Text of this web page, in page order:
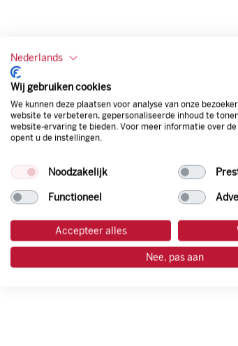
Nederlands
Wij gebruiken cookies
We kunnen deze plaatsen voor analyse van onze
website te verbeteren, gepersonaliseerde inhoud te
website-ervaring te bieden. Voor meer informatie over
opent u de instellingen.
Noodzakelijk
Functioneel
Accepteer alles
Nee, pas aan